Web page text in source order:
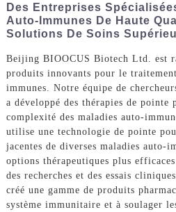
Des Entreprises
Auto-Immunes De Haute
Solutions De Soins
Beijing BIOOCUS Biotech Ltd. est
produits innovants pour le
immunes. Notre équipe de
a développé des thérapies de pointe
complexité des maladies auto-
utilise une technologie de pointe
jacentes de diverses maladies auto-
options thérapeutiques plus
des recherches et des essais
créé une gamme de produits
système immunitaire et à soulager